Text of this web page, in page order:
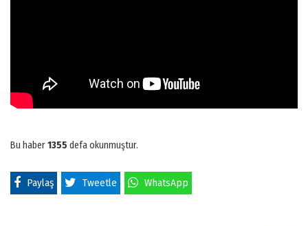
Bu haber1355 defa okunmuştur.
Paylaş Tweetle WhatsApp